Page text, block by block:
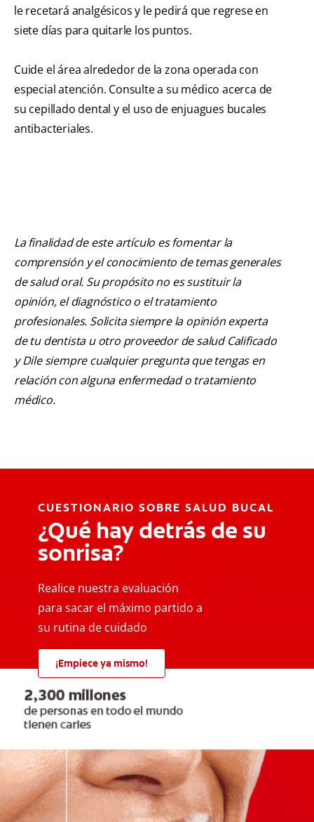
le recetará analgésicos y le pedirá que regrese en
siete días para quitarle los puntos.
Cuide el área alrededor de la zona operada con
especial atención. Consulte a su médico acerca de
su cepillado dental y el uso de enjuagues bucales
antibacteriales.
La finalidad de este artículo es fomentar la
comprensión y el conocimiento de temas generales
de salud oral. Su propósito no es sustituir la
opinión, el diagnóstico o el tratamiento
profesionales. Solicita siempre la opinión experta
de tu dentista u otro proveedor de salud Calificado
y Dile siempre cualquier pregunta que tengas en
relación con alguna enfermedad o tratamiento
médico.
CUESTIONARIO SOBRE SALUD BUCAL
¿Qué hay detrás de su
sonrisa?
Realice nuestra evaluación
para sacar el máximo partido a
su rutina de cuidado
¡Empiece ya mismo!